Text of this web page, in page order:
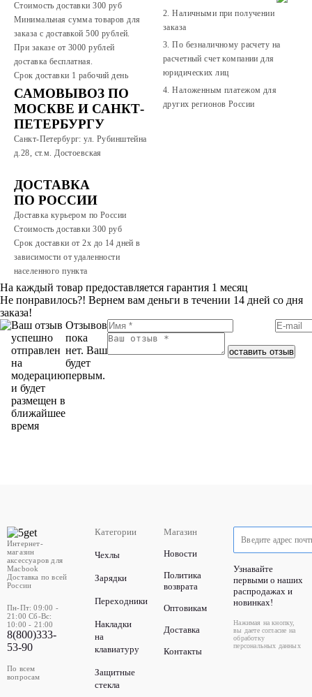
Стоимость доставки 300 руб
Минимальная сумма товаров для
заказа с доставкой 500 рублей.
При заказе от 3000 рублей
доставка бесплатная.
Срок доставки 1 рабочий день
САМОВЫВОЗ ПО
МОСКВЕ И САНКТ-
ПЕТЕРБУРГУ
Санкт-Петербург: ул. Рубинштейна
д.28, ст.м. Достоевская
ДОСТАВКА
ПО РОССИИ
Доставка курьером по России
Стоимость доставки 300 руб
Срок доставки от 2х до 14 дней в
зависимости от удаленности
населенного пункта
2. Наличными при получении
заказа
3. По безналичному расчету на
расчетный счет компании для
юридических лиц
4. Наложенным платежом для
других регионов России
На каждый товар предоставляется гарантия 1 месяц
Не понравилось?! Вернем вам деньги в течении 14 дней со дня
заказа!
Ваш отзыв
успешно
отправлен
на
модерацию
и будет
размещен в
ближайшее
время
Отзывов
пока
нет. Ваш
будет
первым.
оставить отзыв
Интернет-
магазин
аксессуаров для
Macbook
Доставка по всей
России
Пн-Пт: 09:00 -
21:00 Сб-Вс:
10:00 - 21:00
8(800)333-
53-90
По всем
вопросам
Категории
Чехлы
Зарядки
Переходники
Накладки
на
клавиатуру
Защитные
стекла
Магазин
Новости
Политика
возврата
Оптовикам
Доставка
Контакты
Узнавайте
первыми о наших
распродажах и
новинках!
Нажимая на кнопку,
вы даете согласие на
обработку
персональных данных